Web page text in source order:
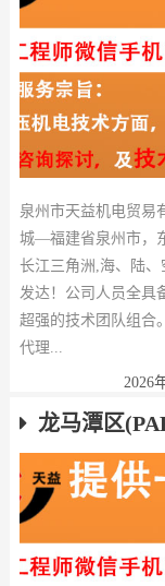
泉州市天益机电贸易
城—福建省泉州市，
长江三角洲,海、陆
发达！公司人员全具
超强的技术团队组合
代理...
2026
龙马潭区